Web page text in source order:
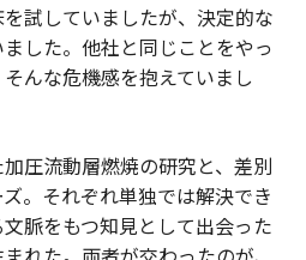
を試していましたが、決定的な
した。他社と同じことをやっ
んな危機感を抱えていまし
圧流動層燃焼の研究と、差別
。それぞれ単独では解決でき
脈をもつ知見として出会った